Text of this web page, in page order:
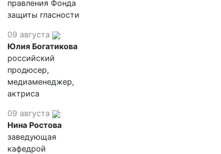
правления Фонда
защиты гласности
09 августа
Юлия Богатикова
российский
продюсер,
медиаменеджер,
актриса
09 августа
Нина Ростова
заведующая
кафедрой